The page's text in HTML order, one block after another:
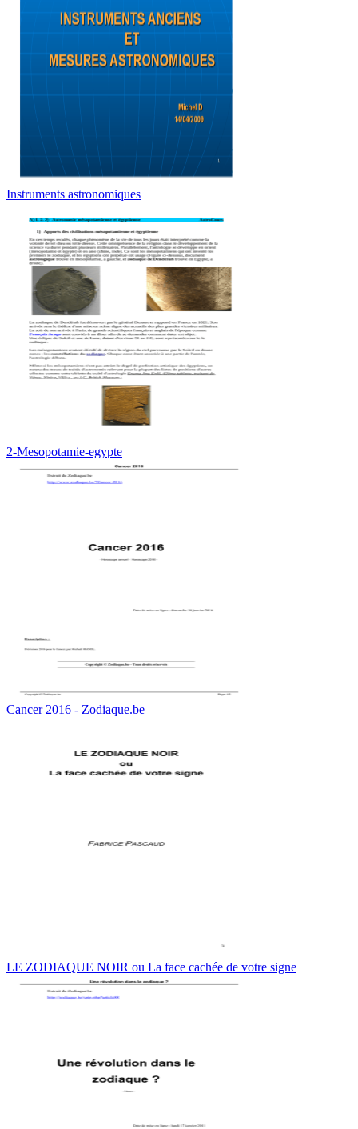
Instruments astronomiques
2-Mesopotamie-egypte
Cancer 2016 - Zodiaque.be
LE ZODIAQUE NOIR ou La face cachée de votre signe